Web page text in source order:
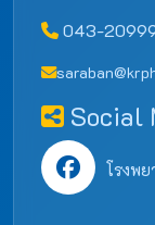
043-
Social
โรงพ